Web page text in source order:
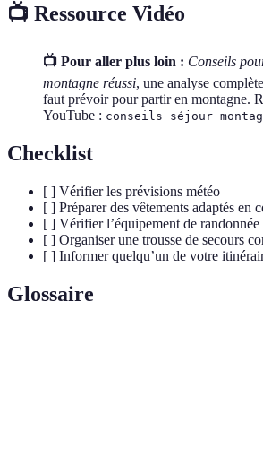
📺 Ressource Vidéo
📺 Pour aller plus loin : Conseils
montagne réussi, une analyse
faut prévoir pour partir en montagne.
YouTube : conseils séjour
Checklist
[ ] Vérifier les prévisions météo
[ ] Préparer des vêtements adaptés en
[ ] Vérifier l’équipement de randonnée
[ ] Organiser une trousse de secours
[ ] Informer quelqu’un de votre
Glossaire